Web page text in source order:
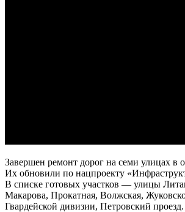
Завершен ремонт дорог на семи улицах в
Их обновили по нацпроекту
В списке готовых участков — улицы
Макарова, Прокатная, Волжская,
Гвардейской дивизии, Петровский проезд.